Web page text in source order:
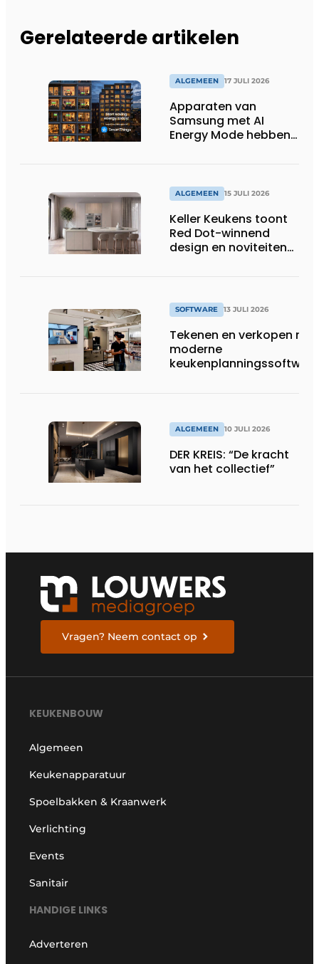
Gerelateerde artikelen
ALGEMEEN 17 JULI 2026
Apparaten van
Samsung met AI
Energy Mode hebben
huishoudens, wat
overeenkomt met het
wassen van 22.023.110
voetbalshirts
ALGEMEEN 15 JULI 2026
Keller Keukens toont
Red Dot-winnend
design en noviteiten
SOFTWARE 13 JULI 2026
Tekenen en verkopen met
moderne
keukenplanningssoftware
ALGEMEEN 10 JULI 2026
DER KREIS: “De kracht
van het collectief”
Vragen? Neem contact op
KEUKENBOUW
Algemeen
Keukenapparatuur
Spoelbakken & Kraanwerk
Verlichting
Events
Sanitair
HANDIGE LINKS
Adverteren